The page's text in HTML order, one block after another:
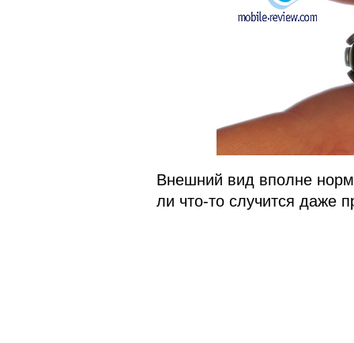
Внешний вид вполне
ли что-то случится даже